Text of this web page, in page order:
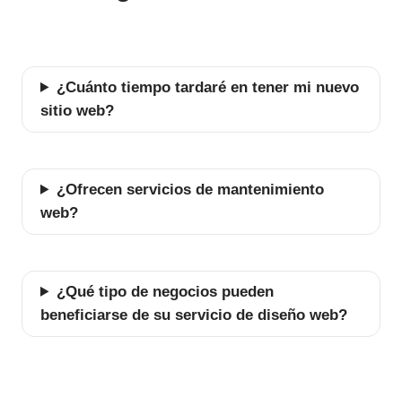
¿Cuánto tiempo tardaré en tener mi nuevo
sitio web?
¿Ofrecen servicios de mantenimiento
web?
¿Qué tipo de negocios pueden
beneficiarse de su servicio de diseño web?